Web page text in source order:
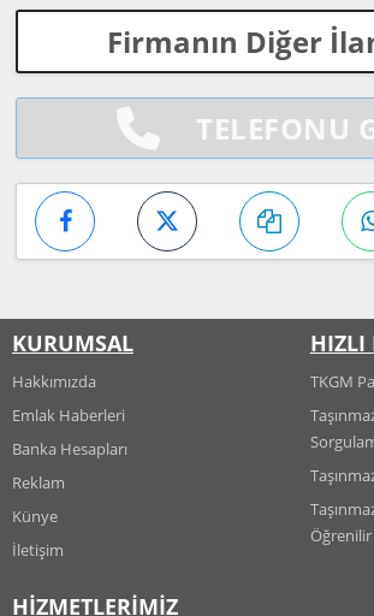
Firmanın Diğer
TELEFONU
KURUMSAL
Hakkımızda
Emlak Haberleri
Banka Hesapları
Reklam
Künye
İletişim
HİZMETLERİMİZ
HIZLI
TKGM
Öğrenilir